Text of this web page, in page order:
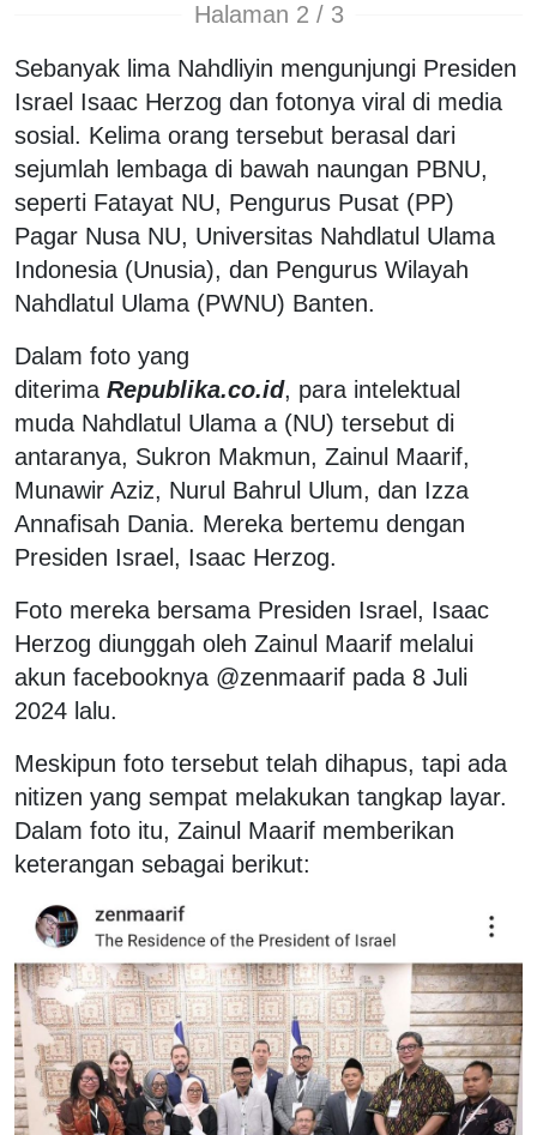
Halaman 2 / 3
Sebanyak lima Nahdliyin mengunjungi Presiden
Israel Isaac Herzog dan fotonya viral di media
sosial. Kelima orang tersebut berasal dari
sejumlah lembaga di bawah naungan PBNU,
seperti Fatayat NU, Pengurus Pusat (PP)
Pagar Nusa NU, Universitas Nahdlatul Ulama
Indonesia (Unusia), dan Pengurus Wilayah
Nahdlatul Ulama (PWNU) Banten.
Dalam foto yang
diterima Republika.co.id, para intelektual
muda Nahdlatul Ulama a (NU) tersebut di
antaranya, Sukron Makmun, Zainul Maarif,
Munawir Aziz, Nurul Bahrul Ulum, dan Izza
Annafisah Dania. Mereka bertemu dengan
Presiden Israel, Isaac Herzog.
Foto mereka bersama Presiden Israel, Isaac
Herzog diunggah oleh Zainul Maarif melalui
akun facebooknya @zenmaarif pada 8 Juli
2024 lalu.
Meskipun foto tersebut telah dihapus, tapi ada
nitizen yang sempat melakukan tangkap layar.
Dalam foto itu, Zainul Maarif memberikan
keterangan sebagai berikut: